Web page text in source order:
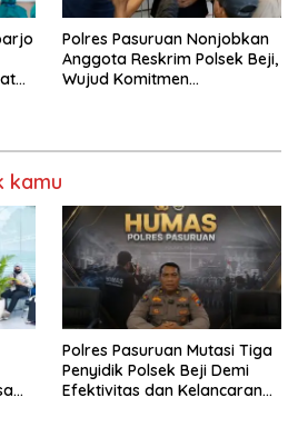
Polres Pasuruan Nonjobkan
Anggota Reskrim Polsek Beji,
Wujud Komitmen
kamu
Polres Pasuruan Mutasi Tiga
Penyidik Polsek Beji Demi
Efektivitas dan Kelancaran